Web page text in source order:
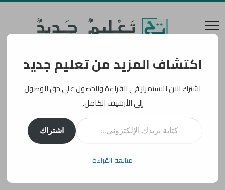
اكتشاف المزيد من تعليم جديد
اشترك الآن للاستمرار في القراءة والحصول على حق الوصول
إلى الأرشيف الكامل.
كتابة بريدك الإلكتروني...
اشتراك
متابعة القراءة